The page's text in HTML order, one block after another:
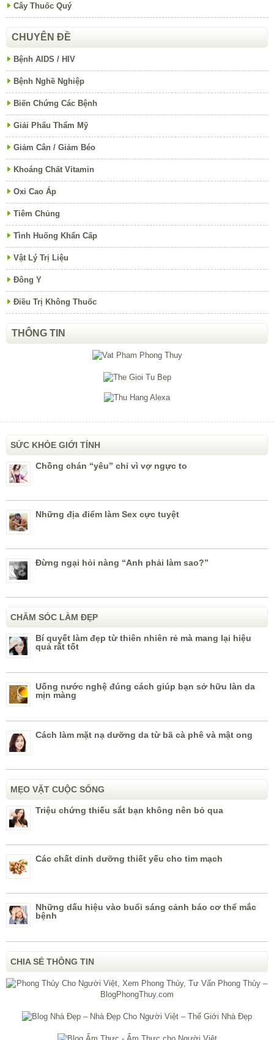
Cây Thuốc Quý
CHUYÊN ĐỀ
Bệnh AIDS / HIV
Bệnh Nghề Nghiệp
Biến Chứng Các Bệnh
Giải Phẩu Thẩm Mỹ
Giảm Cân / Giảm Béo
Khoáng Chất Vitamin
Oxi Cao Áp
Tiêm Chủng
Tình Huống Khẩn Cấp
Vật Lý Trị Liệu
Đông Y
Điều Trị Không Thuốc
THÔNG TIN
SỨC KHỎE GIỚI TÍNH
Chồng chán “yêu” chỉ vì vợ ngực to
Những địa điểm làm Sex cực tuyệt
Đừng ngại hỏi nàng “Anh phải làm sao?”
CHĂM SÓC LÀM ĐẸP
Bí quyết làm đẹp từ thiên nhiên rẻ mà mang lại hiệu
quả rất tốt
Uống nước nghệ đúng cách giúp bạn sở hữu làn da
mịn màng
Cách làm mặt nạ dưỡng da từ bã cà phê và mật ong
MẸO VẶT CUỘC SỐNG
Triệu chứng thiếu sắt bạn không nên bỏ qua
Các chất dinh dưỡng thiết yếu cho tim mạch
Những dấu hiệu vào buổi sáng cảnh báo cơ thể mắc
bệnh
CHIA SẺ THÔNG TIN